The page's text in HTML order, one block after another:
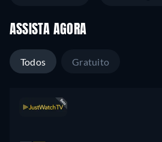
ASSISTA AGORA
Todos Gratuito